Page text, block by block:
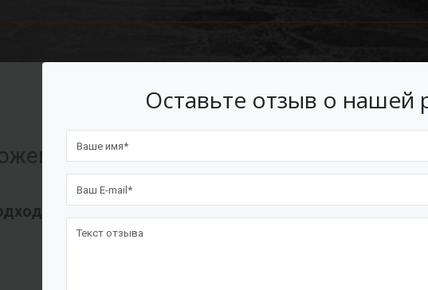
Оставьте отзыв о нашей
оформить лизинг на условиях,
Оформим документы и